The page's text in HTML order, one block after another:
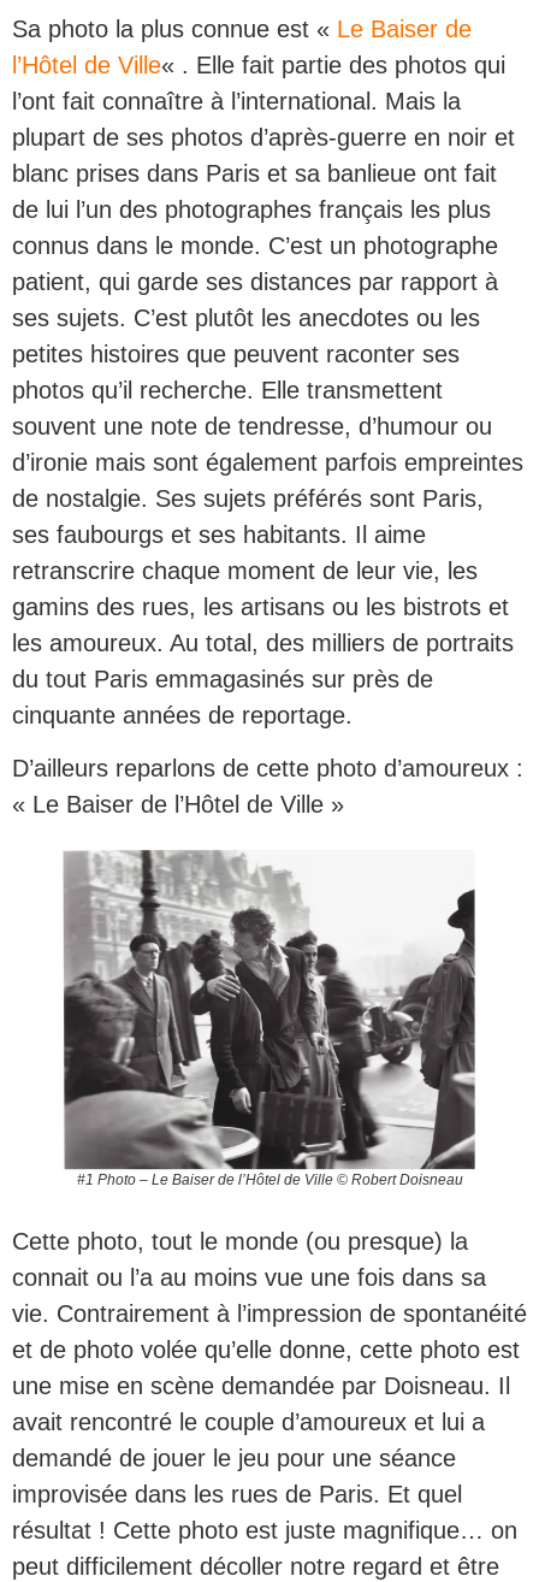
Sa photo la plus connue est « Le Baiser de
l’Hôtel de Ville« . Elle fait partie des photos qui
l’ont fait connaître à l’international. Mais la
plupart de ses photos d’après-guerre en noir et
blanc prises dans Paris et sa banlieue ont fait
de lui l’un des photographes français les plus
connus dans le monde. C’est un photographe
patient, qui garde ses distances par rapport à
ses sujets. C’est plutôt les anecdotes ou les
petites histoires que peuvent raconter ses
photos qu’il recherche. Elle transmettent
souvent une note de tendresse, d’humour ou
d’ironie mais sont également parfois empreintes
de nostalgie. Ses sujets préférés sont Paris,
ses faubourgs et ses habitants. Il aime
retranscrire chaque moment de leur vie, les
gamins des rues, les artisans ou les bistrots et
les amoureux. Au total, des milliers de portraits
du tout Paris emmagasinés sur près de
cinquante années de reportage.
D’ailleurs reparlons de cette photo d’amoureux :
« Le Baiser de l’Hôtel de Ville »
#1 Photo – Le Baiser de l’Hôtel de Ville © Robert Doisneau
Cette photo, tout le monde (ou presque) la
connait ou l’a au moins vue une fois dans sa
vie. Contrairement à l’impression de spontanéité
et de photo volée qu’elle donne, cette photo est
une mise en scène demandée par Doisneau. Il
avait rencontré le couple d’amoureux et lui a
demandé de jouer le jeu pour une séance
improvisée dans les rues de Paris. Et quel
résultat ! Cette photo est juste magnifique… on
peut difficilement décoller notre regard et être